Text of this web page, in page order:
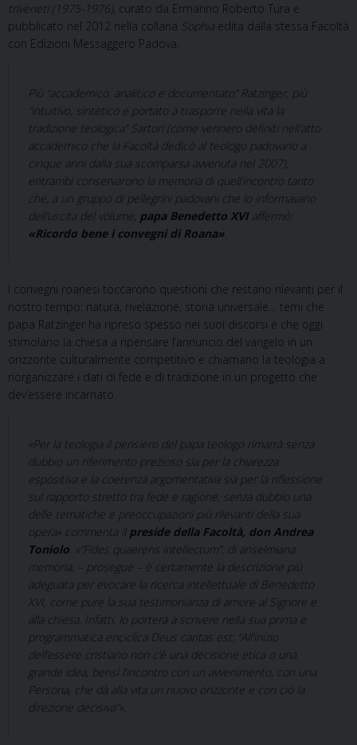
triveneti (1975-1976), curato da Ermanno Roberto Tura e
pubblicato nel 2012 nella collana Sophia edita dalla stessa Facoltà
con Edizioni Messaggero Padova.
Più “accademico, analitico e documentato” Ratzinger, più
“intuitivo, sintetico e portato a trasporre nella vita la
tradizione teologica” Sartori (come vennero definiti nell’atto
accademico che la Facoltà dedicò al teologo padovano a
cinque anni dalla sua scomparsa avvenuta nel 2007),
entrambi conservarono la memoria di quell’incontro tanto
che, a un gruppo di pellegrini padovani che lo informavano
dell’uscita del volume, papa Benedetto XVIaffermò:
«Ricordo bene i convegni di Roana».
I convegni roanesi toccarono questioni che restano rilevanti per il
nostro tempo: natura, rivelazione, storia universale… temi che
papa Ratzinger ha ripreso spesso nei suoi discorsi e che oggi
stimolano la chiesa a ripensare l’annuncio del vangelo in un
orizzonte culturalmente competitivo e chiamano la teologia a
riorganizzare i dati di fede e di tradizione in un progetto che
dev’essere incarnato.
«Per la teologia il pensiero del papa teologo rimarrà senza
dubbio un riferimento prezioso sia per la chiarezza
espositiva e la coerenza argomentativa sia per la riflessione
sul rapporto stretto tra fede e ragione, senza dubbio una
delle tematiche e preoccupazioni più rilevanti della sua
opera» commenta il preside della Facoltà, don Andrea
Toniolo. «“Fides quaerens intellectum”, di anselmiana
memoria, – prosegue – è certamente la descrizione più
adeguata per evocare la ricerca intellettuale di Benedetto
XVI, come pure la sua testimonianza di amore al Signore e
alla chiesa. Infatti, lo porterà a scrivere nella sua prima e
programmatica enciclica Deus caritas est: “All’inizio
dell’essere cristiano non c’è una decisione etica o una
grande idea, bensì l’incontro con un avvenimento, con una
Persona, che dà alla vita un nuovo orizzonte e con ciò la
direzione decisiva”».